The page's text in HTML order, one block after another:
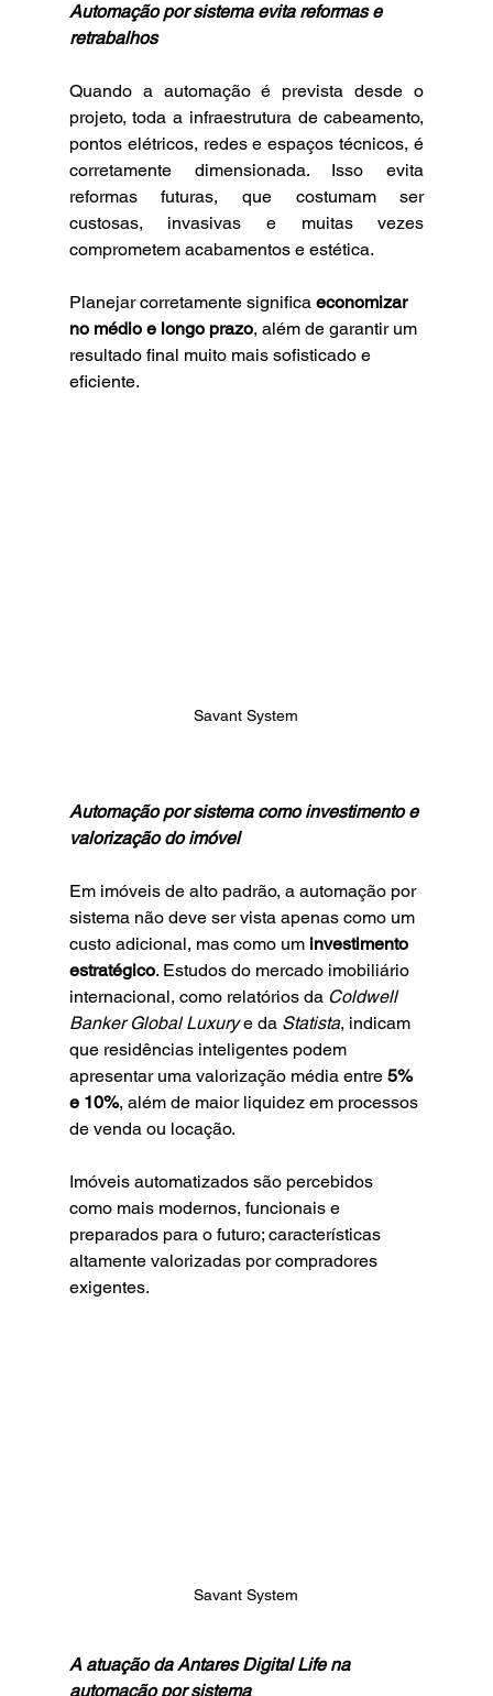
Automação por sistema evita reformas e
retrabalhos
Quando a automação é prevista desde o
projeto, toda a infraestrutura de cabeamento,
pontos elétricos, redes e espaços técnicos, é
corretamente dimensionada. Isso evita
reformas futuras, que costumam ser
custosas, invasivas e muitas vezes
comprometem acabamentos e estética.
Planejar corretamente significa economizar
no médio e longo prazo, além de garantir um
resultado final muito mais sofisticado e
eficiente.
Savant System
Automação por sistema como investimento e
valorização do imóvel
Em imóveis de alto padrão, a automação por
sistema não deve ser vista apenas como um
custo adicional, mas como um investimento
estratégico. Estudos do mercado imobiliário
internacional, como relatórios da Coldwell
Banker Global Luxury e da Statista, indicam
que residências inteligentes podem
apresentar uma valorização média entre 5%
e 10%, além de maior liquidez em processos
de venda ou locação.
Imóveis automatizados são percebidos
como mais modernos, funcionais e
preparados para o futuro; características
altamente valorizadas por compradores
exigentes.
Savant System
A atuação da Antares Digital Life na
automação por sistema